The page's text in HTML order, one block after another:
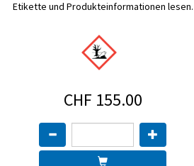
Etikette und Produkteinformationen lesen.
CHF 155.00